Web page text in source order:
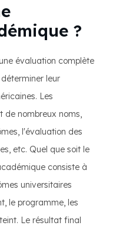
?
évaluation complète
leur
Les
de nombreux noms,
l'évaluation des
etc. Quel que soit le
consiste à
universitaires
le programme, les
Le résultat final